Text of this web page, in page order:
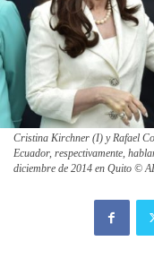
Cristina Kirchner (I) y Rafael
Ecuador, respectivamente,
diciembre de 2014 en Quito ©